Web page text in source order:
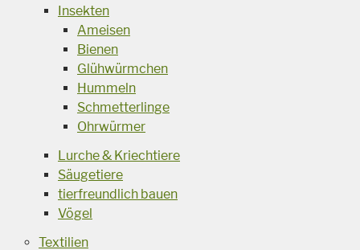
Insekten
Ameisen
Bienen
Glühwürmchen
Hummeln
Schmetterlinge
Ohrwürmer
Lurche & Kriechtiere
Säugetiere
tierfreundlich bauen
Vögel
Textilien